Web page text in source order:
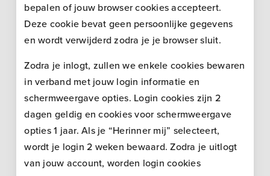
bepalen of jouw browser cookies accepteert.
Deze cookie bevat geen persoonlijke gegevens
en wordt verwijderd zodra je je browser sluit.
Zodra je inlogt, zullen we enkele cookies bewaren
in verband met jouw login informatie en
schermweergave opties. Login cookies zijn 2
dagen geldig en cookies voor schermweergave
opties 1 jaar. Als je “Herinner mij” selecteert,
wordt je login 2 weken bewaard. Zodra je uitlogt
van jouw account, worden login cookies